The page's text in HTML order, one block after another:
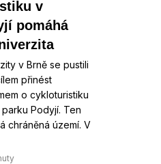
v
pomáhá
v Brně se pustili
přinést
o cykloturistiku
Podyjí. Ten
chráněná území. V